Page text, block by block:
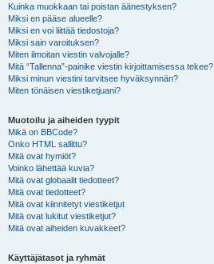
Kuinka muokkaan tai poistan äänestyksen?
Miksi en pääse alueelle?
Miksi en voi liittää tiedostoja?
Miksi sain varoituksen?
Miten ilmoitan viestin valvojalle?
Mitä “Tallenna”-painike viestin kirjoittamisessa tekee?
Miksi minun viestini tarvitsee hyväksynnän?
Miten tönäisen viestiketjuani?
Muotoilu ja aiheiden tyypit
Mikä on BBCode?
Onko HTML sallittu?
Mitä ovat hymiöt?
Voinko lähettää kuvia?
Mitä ovat globaalit tiedotteet?
Mitä ovat tiedotteet?
Mitä ovat kiinnitetyt viestiketjut
Mitä ovat lukitut viestiketjut?
Mitä ovat aiheiden kuvakkeet?
Käyttäjätasot ja ryhmät